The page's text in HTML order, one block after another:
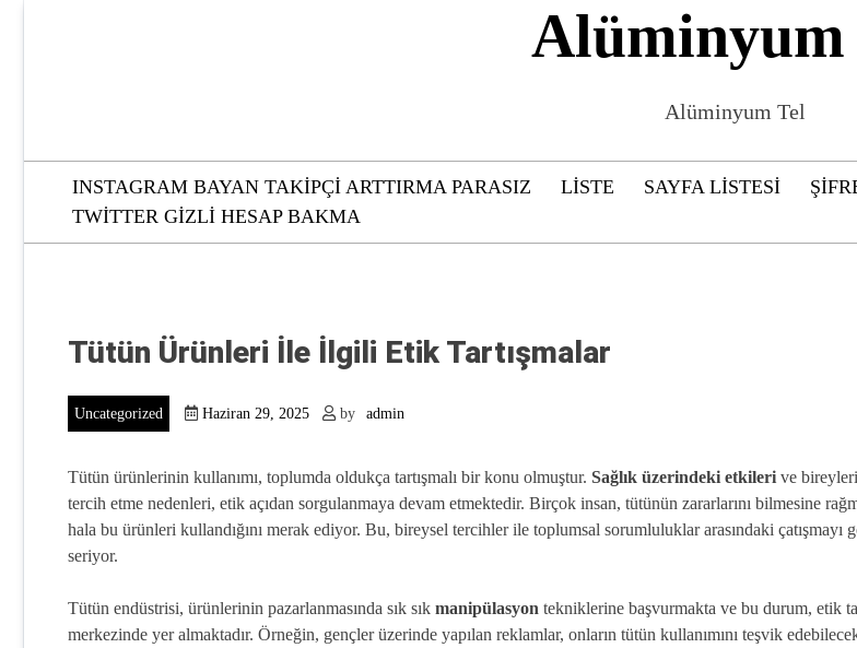
Alüminyum
Alüminyum Tel
INSTAGRAM BAYAN TAKIPÇI ARTTIRMA PARASIZ LISTE SAYFA LISTESI
TWITTER GIZLI HESAP BAKMA
Tütün Ürünleri İle İlgili Etik Tartışmalar
Uncategorized Haziran 29, 2025 by admin
Tütün ürünlerinin kullanımı, toplumda oldukça tartışmalı bir konu olmuştur. Sağlık üzerindeki etkileri ve
tercih etme nedenleri, etik açıdan sorgulanmaya devam etmektedir. Birçok insan, tütünün zararlarını bilmesine
hala bu ürünleri kullandığını merak ediyor. Bu, bireysel tercihler ile toplumsal sorumluluklar arasındaki çatışmayı
seriyor.
Tütün endüstrisi, ürünlerinin pazarlanmasında sık sık manipülasyon tekniklerine başvurmakta ve bu durum, etik
merkezinde yer almaktadır. Örneğin, gençler üzerinde yapılan reklamlar, onların tütün kullanımını teşvik